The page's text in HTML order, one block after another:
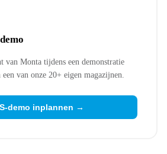
van Monta tijdens een demonstratie
van onze 20+ eigen magazijnen.
demo inplannen →